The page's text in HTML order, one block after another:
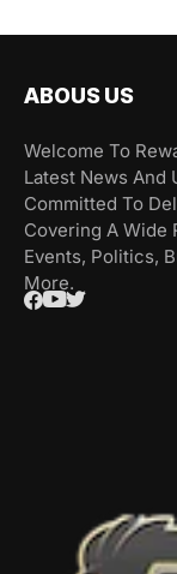
ABOUS US
Welcome To
Latest News And
Committed To
Covering A Wide
Events, Politics,
More.